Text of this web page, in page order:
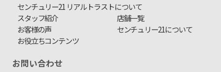
センチュリー21 リアルトラストについて
スタッフ紹介
店舗一覧
お客様の声
センチュリー21について
お役立ちコンテンツ
お問い合わせ